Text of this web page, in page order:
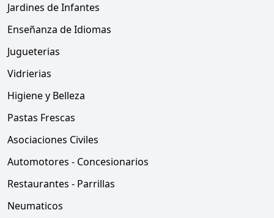
Jardines de Infantes
Enseñanza de Idiomas
Jugueterias
Vidrierias
Higiene y Belleza
Pastas Frescas
Asociaciones Civiles
Automotores - Concesionarios
Restaurantes - Parrillas
Neumaticos